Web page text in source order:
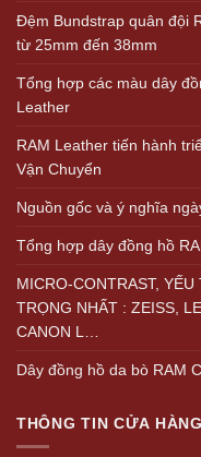
Đệm Bundstrap quân đội
từ 25mm đến 38mm
Tổng hợp các màu dây
Leather
RAM Leather tiến hành
Vận Chuyển
Nguồn gốc và ý nghĩa
Tổng hợp dây đồng hồ
MICRO-CONTRAST,
TRỌNG NHẤT : ZEISS,
CANON L…
Dây đồng hồ da bò RAM
THÔNG TIN CỬA HÀNG